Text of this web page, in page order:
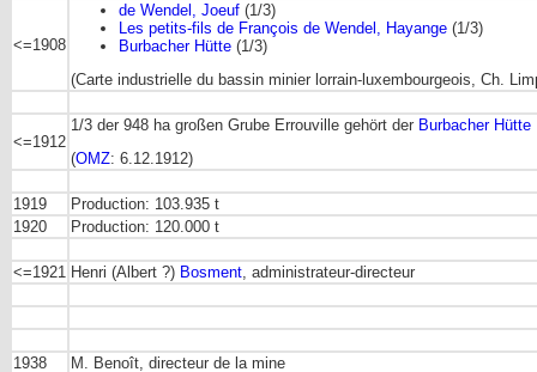
<=1908
de Wendel, Joeuf (1/3)
Les petits-fils de François de Wendel, Hayange (1/3)
Burbacher Hütte (1/3)
(Carte industrielle du bassin minier lorrain-luxembourgeois, Ch.
<=1912
1/3 der 948 ha großen Grube Errouville gehört der Burbacher Hütte
(OMZ: 6.12.1912)
1919
Production: 103.935 t
1920
Production: 120.000 t
<=1921 Henri (Albert ?) Bosment, administrateur-directeur
1938 M. Benoît, directeur de la mine